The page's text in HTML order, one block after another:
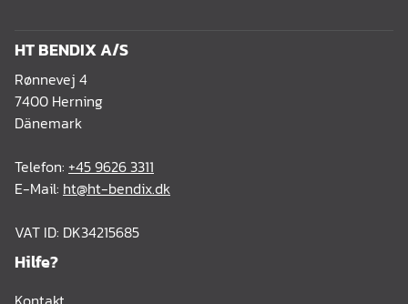
HT BENDIX A/S
Rønnevej 4
7400 Herning
Dänemark
Telefon: +45 9626 3311
E-Mail: ht@ht-bendix.dk
VAT ID: DK34215685
Hilfe?